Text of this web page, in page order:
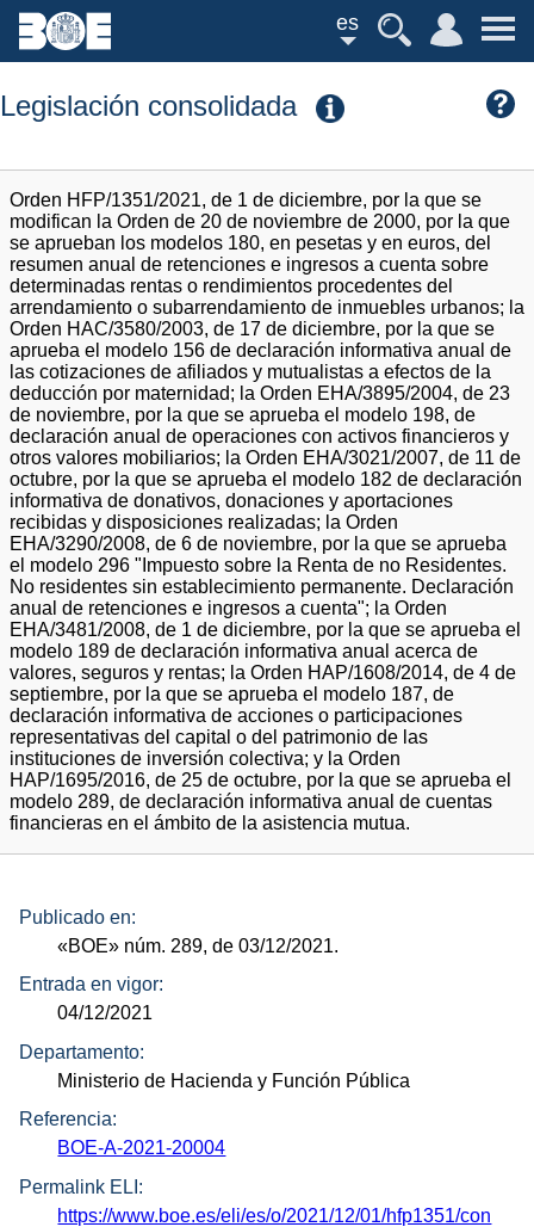
es
Legislación consolidada
Orden HFP/1351/2021, de 1 de diciembre, por la que se
modifican la Orden de 20 de noviembre de 2000, por la que
se aprueban los modelos 180, en pesetas y en euros, del
resumen anual de retenciones e ingresos a cuenta sobre
determinadas rentas o rendimientos procedentes del
arrendamiento o subarrendamiento de inmuebles urbanos; la
Orden HAC/3580/2003, de 17 de diciembre, por la que se
aprueba el modelo 156 de declaración informativa anual de
las cotizaciones de afiliados y mutualistas a efectos de la
deducción por maternidad; la Orden EHA/3895/2004, de 23
de noviembre, por la que se aprueba el modelo 198, de
declaración anual de operaciones con activos financieros y
otros valores mobiliarios; la Orden EHA/3021/2007, de 11 de
octubre, por la que se aprueba el modelo 182 de declaración
informativa de donativos, donaciones y aportaciones
recibidas y disposiciones realizadas; la Orden
EHA/3290/2008, de 6 de noviembre, por la que se aprueba
el modelo 296 "Impuesto sobre la Renta de no Residentes.
No residentes sin establecimiento permanente. Declaración
anual de retenciones e ingresos a cuenta"; la Orden
EHA/3481/2008, de 1 de diciembre, por la que se aprueba el
modelo 189 de declaración informativa anual acerca de
valores, seguros y rentas; la Orden HAP/1608/2014, de 4 de
septiembre, por la que se aprueba el modelo 187, de
declaración informativa de acciones o participaciones
representativas del capital o del patrimonio de las
instituciones de inversión colectiva; y la Orden
HAP/1695/2016, de 25 de octubre, por la que se aprueba el
modelo 289, de declaración informativa anual de cuentas
financieras en el ámbito de la asistencia mutua.
Publicado en:
«BOE» núm. 289, de 03/12/2021.
Entrada en vigor:
04/12/2021
Departamento:
Ministerio de Hacienda y Función Pública
Referencia:
BOE-A-2021-20004
Permalink ELI:
https://www.boe.es/eli/es/o/2021/12/01/hfp1351/con